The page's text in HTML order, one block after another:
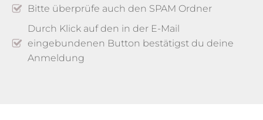
Bitte überprüfe auch den SPAM Ordner
Durch Klick auf den in der E-Mail
eingebundenen Button bestätigst du deine
Anmeldung